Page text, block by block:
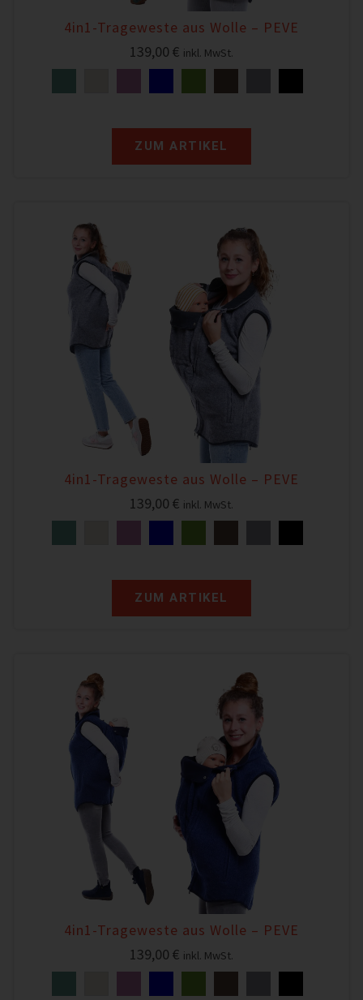
4in1-Trageweste aus Wolle – PEVE
139,00 € inkl. MwSt.
ZUM ARTIKEL
4in1-Trageweste aus Wolle – PEVE
139,00 € inkl. MwSt.
ZUM ARTIKEL
4in1-Trageweste aus Wolle – PEVE
139,00 € inkl. MwSt.